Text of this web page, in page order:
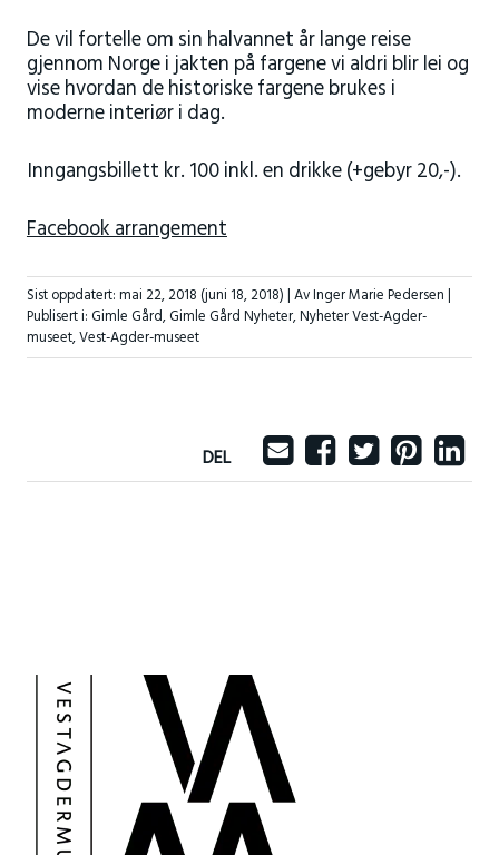
De vil fortelle om sin halvannet år lange reise
gjennom Norge i jakten på fargene vi aldri blir lei og
vise hvordan de historiske fargene brukes i
moderne interiør i dag.
Inngangsbillett kr. 100 inkl. en drikke (+gebyr 20,-).
Facebook arrangement
Sist oppdatert:mai 22, 2018 (juni 18, 2018)| Av Inger Marie Pedersen |
Publisert i: Gimle Gård,Gimle Gård Nyheter,Nyheter Vest-Agder-
museet,Vest-Agder-museet
DEL